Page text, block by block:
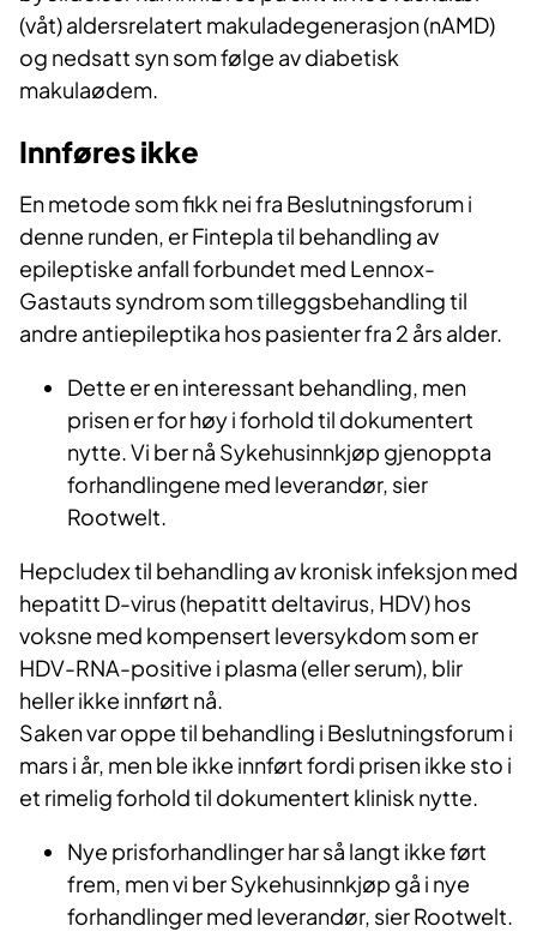
(våt) aldersrelatert makuladegenerasjon (nAMD)
og nedsatt syn som følge av diabetisk
makulaødem.
Innføres ikke
En metode som fikk nei fra Beslutningsforum i
denne runden, er Finteplatil behandling av
epileptiske anfall forbundet med Lennox-
Gastauts syndrom som tilleggsbehandling til
andre antiepileptika hos pasienter fra 2 års alder.
Dette er en interessant behandling, men
prisen er for høy i forhold til dokumentert
nytte. Vi ber nå Sykehusinnkjøp gjenoppta
forhandlingene med leverandør, sier
Rootwelt.
Hepcludex til behandling av kronisk infeksjon med
hepatitt D-virus (hepatitt deltavirus, HDV) hos
voksne med kompensert leversykdom som er
HDV-RNA-positive i plasma (eller serum), blir
heller ikke innført nå.
Saken var oppe til behandling i Beslutningsforum i
mars i år, men ble ikke innført fordi prisen ikke sto i
et rimelig forhold til dokumentert klinisk nytte.
Nye prisforhandlinger har så langt ikke ført
frem, men vi ber Sykehusinnkjøp gå i nye
forhandlinger med leverandør, sier Rootwelt.